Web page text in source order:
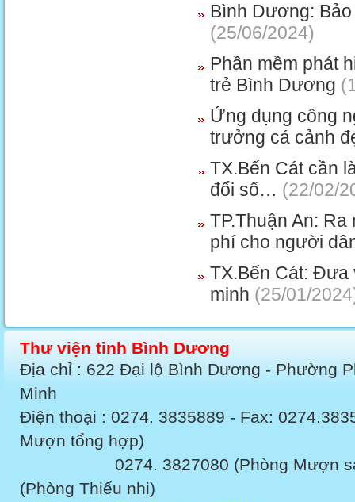
Bình Dương:
(25/06/2024)
Phần mềm phát
trẻ Bình Dương
Ứng dụng công
trưởng cá cảnh
TX.Bến Cát cần
đổi số… (22/02/
TP.Thuận An:
phí cho người
TX.Bến Cát: Đưa
minh (25/01/
Thư viện tỉnh Bình Dương
Địa chỉ : 622 Đại lộ Bình Dương - Phường
Minh
Điện thoại : 0274. 3835889 - Fax:
Mượn tổng hợp)
0274. 3827080 (Phòng Mượn sách
(Phòng Thiếu nhi)